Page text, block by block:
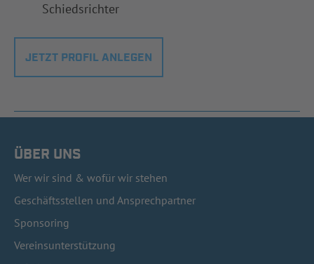
Schiedsrichter
JETZT PROFIL ANLEGEN
ÜBER UNS
Wer wir sind & wofür wir stehen
Geschäftsstellen und Ansprechpartner
Sponsoring
Vereinsunterstützung